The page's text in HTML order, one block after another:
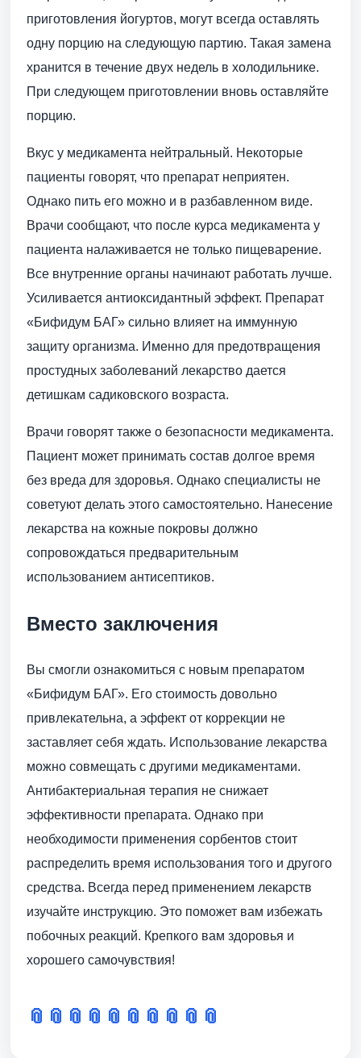
приготовления йогуртов, могут всегда оставлять
одну порцию на следующую партию. Такая замена
хранится в течение двух недель в холодильнике.
При следующем приготовлении вновь оставляйте
порцию.
Вкус у медикамента нейтральный. Некоторые
пациенты говорят, что препарат неприятен.
Однако пить его можно и в разбавленном виде.
Врачи сообщают, что после курса медикамента у
пациента налаживается не только пищеварение.
Все внутренние органы начинают работать лучше.
Усиливается антиоксидантный эффект. Препарат
«Бифидум БАГ» сильно влияет на иммунную
защиту организма. Именно для предотвращения
простудных заболеваний лекарство дается
детишкам садиковского возраста.
Врачи говорят также о безопасности медикамента.
Пациент может принимать состав долгое время
без вреда для здоровья. Однако специалисты не
советуют делать этого самостоятельно. Нанесение
лекарства на кожные покровы должно
сопровождаться предварительным
использованием антисептиков.
Вместо заключения
Вы смогли ознакомиться с новым препаратом
«Бифидум БАГ». Его стоимость довольно
привлекательна, а эффект от коррекции не
заставляет себя ждать. Использование лекарства
можно совмещать с другими медикаментами.
Антибактериальная терапия не снижает
эффективности препарата. Однако при
необходимости применения сорбентов стоит
распределить время использования того и другого
средства. Всегда перед применением лекарств
изучайте инструкцию. Это поможет вам избежать
побочных реакций. Крепкого вам здоровья и
хорошего самочувствия!
📎 📎 📎 📎 📎 📎 📎 📎 📎 📎